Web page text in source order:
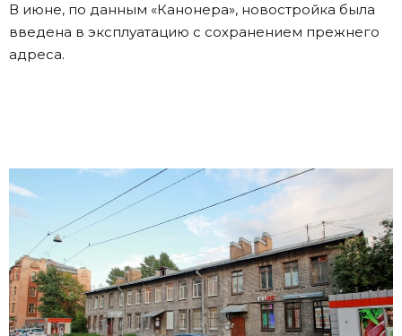
В июне, по данным «Канонера», новостройка была
введена в эксплуатацию с сохранением прежнего
адреса.